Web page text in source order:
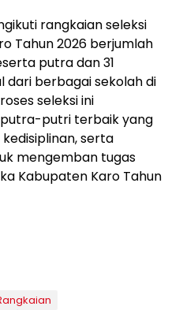
rangkaian seleksi
Tahun 2026 berjumlah
putra dan 31
berbagai sekolah di
seleksi ini
putri terbaik yang
serta
mengemban tugas
Kabupaten Karo Tahun